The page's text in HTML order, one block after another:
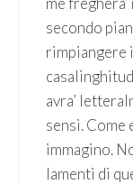
secondo
rimpiangere
avra’
sensi. Come
immagino.
lamenti di